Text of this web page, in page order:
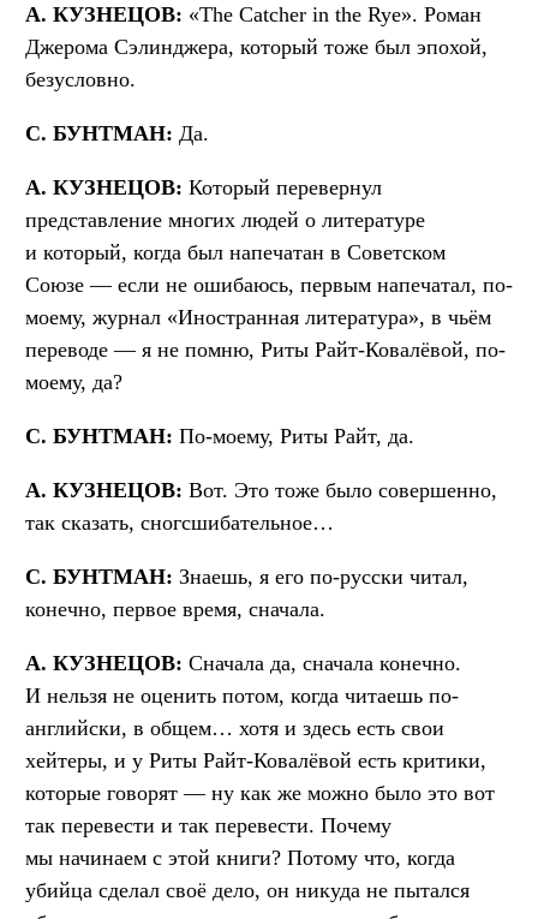
А. КУЗНЕЦОВ: «The Catcher in the Rye». Роман
Джерома Сэлинджера, который тоже был эпохой,
безусловно.
С. БУНТМАН: Да.
А. КУЗНЕЦОВ: Который перевернул
представление многих людей о литературе
и который, когда был напечатан в Советском
Союзе — если не ошибаюсь, первым напечатал, по-
моему, журнал «Иностранная литература», в чьём
переводе — я не помню, Риты Райт-Ковалёвой, по-
моему, да?
С. БУНТМАН: По-моему, Риты Райт, да.
А. КУЗНЕЦОВ: Вот. Это тоже было совершенно,
так сказать, сногсшибательное…
С. БУНТМАН: Знаешь, я его по-русски читал,
конечно, первое время, сначала.
А. КУЗНЕЦОВ: Сначала да, сначала конечно.
И нельзя не оценить потом, когда читаешь по-
английски, в общем… хотя и здесь есть свои
хейтеры, и у Риты Райт-Ковалёвой есть критики,
которые говорят — ну как же можно было это вот
так перевести и так перевести. Почему
мы начинаем с этой книги? Потому что, когда
убийца сделал своё дело, он никуда не пытался